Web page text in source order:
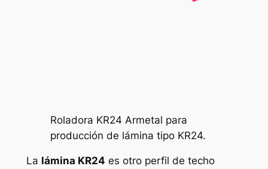
Roladora KR24 Armetal para
producción de lámina tipo KR24.
La lámina KR24 es otro perfil de techo